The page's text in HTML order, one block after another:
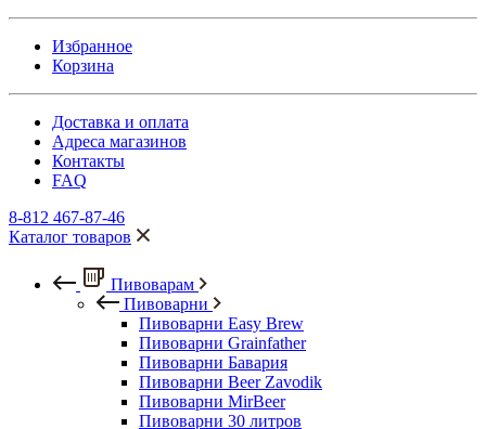
Избранное
Корзина
Доставка и оплата
Адреса магазинов
Контакты
FAQ
8-812 467-87-46
Каталог товаров
Пивоварам
Пивоварни
Пивоварни Easy Brew
Пивоварни Grainfather
Пивоварни Бавария
Пивоварни Beer Zavodik
Пивоварни MirBeer
Пивоварни 30 литров